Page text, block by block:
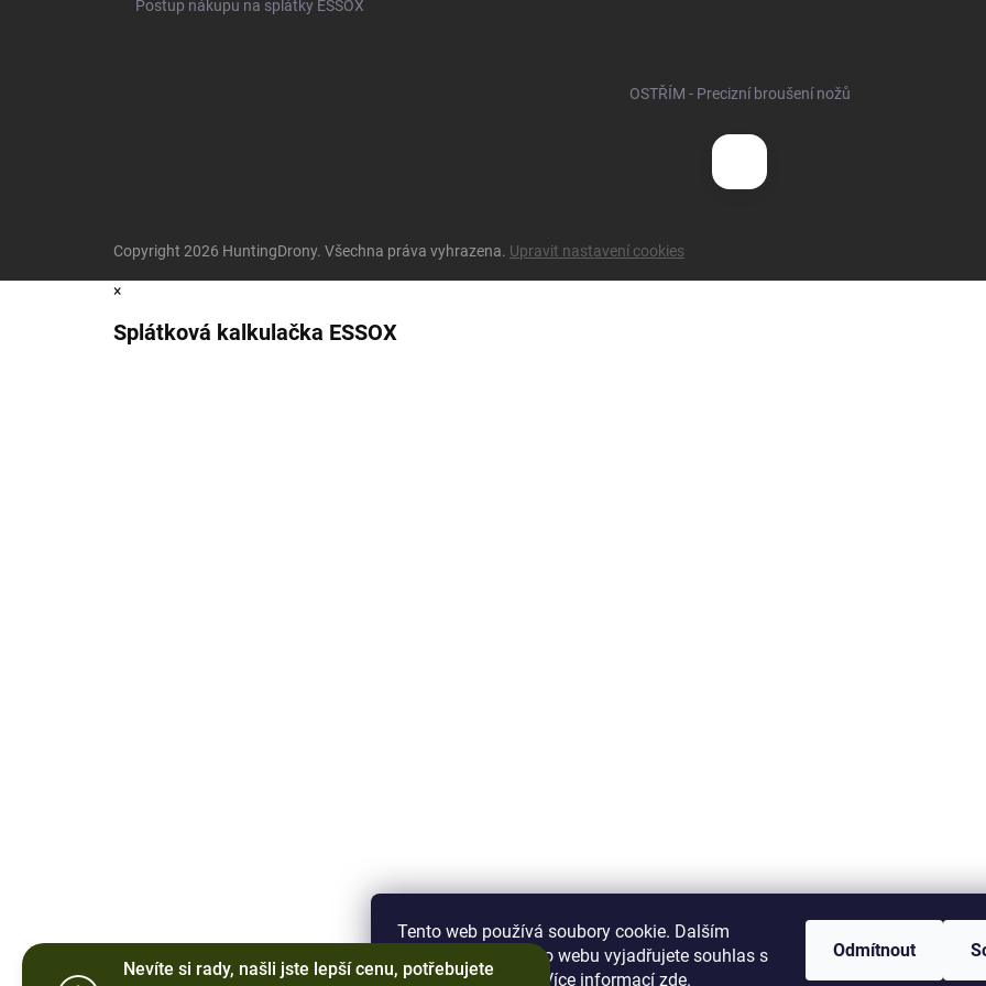
Tento web používá soubory cookie. Dalším
procházením tohoto webu vyjadřujete souhlas s
jejich používáním. Více informací zde.
Odmítnout
Nevíte si rady, našli jste lepší cenu, potřebujete
Postup nákupu na splátky ESSOX
OSTŘÍM - Precizní broušení nožů
Copyright 2026 HuntingDrony. Všechna práva vyhrazena. Upravit nastavení cookies
×
Splátková kalkulačka ESSOX